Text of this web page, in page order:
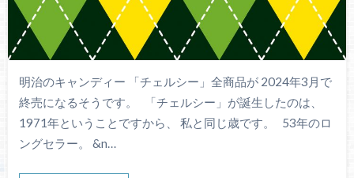
明治のキャンディー 「チェルシー」全商品が 2024年3月で
終売になるそうです。 「チェルシー」が誕生したのは、
1971年ということですから、 私と同じ歳です。 53年のロ
ングセラー。 &n…